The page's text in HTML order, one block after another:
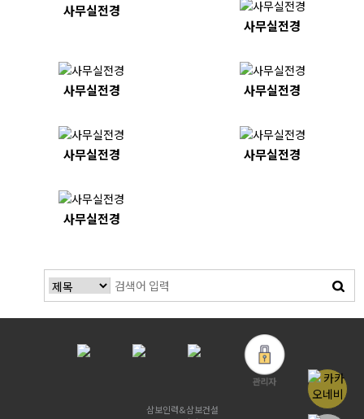
사무실전경
사무실전경
사무실전경 사무실전경
사무실전경 사무실전경
사무실전경
삼보인력&삼보건설